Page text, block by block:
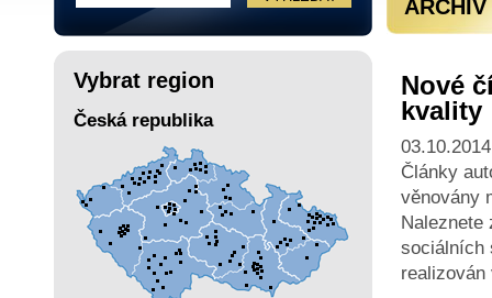
Vybrat region
Česká republika
Nové
kvality
03.10.2014
Články
věnovány
Naleznete
sociálních